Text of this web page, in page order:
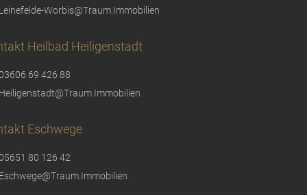
Leinefelde-Worbis@Traum.Immobilien
Heilbad Heiligenstadt
69 426 88
Heiligenstadt@Traum.Immobilien
Eschwege
80 126 42
Eschwege@Traum.Immobilien